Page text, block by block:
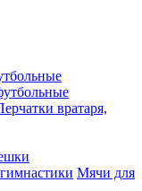
вратаря,
Мячи для